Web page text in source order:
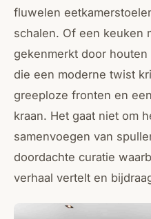
fluwelen
schalen. Of een keuken
gekenmerkt door
die een moderne twist
greeploze fronten en
kraan. Het gaat niet om
samenvoegen van
doordachte curatie
verhaal vertelt en